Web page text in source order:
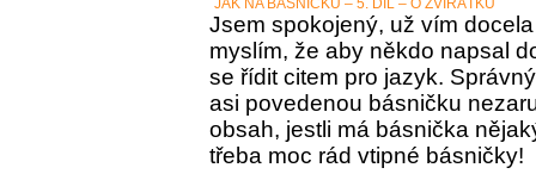
JAK NA BÁSNIČKU – 5. DÍL – O ZVÍŘÁTKU
Jsem spokojený, už vím
myslím, že aby někdo napsal
se řídit citem pro jazyk.
asi povedenou básničku
obsah, jestli má básnička
třeba moc rád vtipné básničky!